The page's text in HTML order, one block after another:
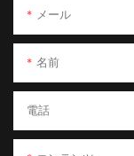
メール
名前
電話